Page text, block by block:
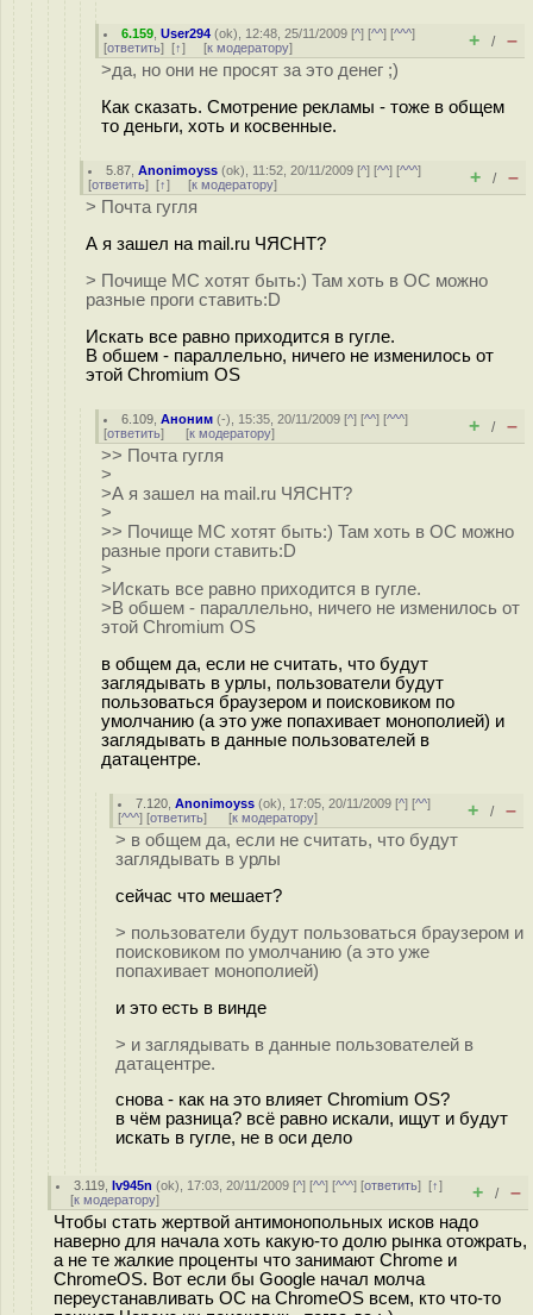
6.159 ,User294 (ok), 12:48, 25/11/2009 [^] [^^] [^^^]
[ответить] [↑] [к модератору] + / –
>да, но они не просят за это денег ;)
Как сказать. Смотрение рекламы - тоже в общем
то деньги, хоть и косвенные.
5.87 ,Anonimoyss (ok), 11:52, 20/11/2009 [^] [^^] [^^^]
[ответить] [↑] [к модератору] + / –
> Почта гугля
А я зашел на mail.ru ЧЯСНТ?
> Почище МС хотят быть:) Там хоть в ОС можно
разные проги ставить:D
Искать все равно приходится в гугле.
В обшем - параллельно, ничего не изменилось от
этой Chromium OS
6.109 ,Аноним (-), 15:35, 20/11/2009 [^] [^^] [^^^]
[ответить] [к модератору] + / –
>> Почта гугля
>
>А я зашел на mail.ru ЧЯСНТ?
>
>> Почище МС хотят быть:) Там хоть в ОС можно
разные проги ставить:D
>
>Искать все равно приходится в гугле.
>В обшем - параллельно, ничего не изменилось от
этой Chromium OS
в общем да, если не считать, что будут
заглядывать в урлы, пользователи будут
пользоваться браузером и поисковиком по
умолчанию (а это уже попахивает монополией) и
заглядывать в данные пользователей в
датацентре.
7.120 ,Anonimoyss (ok), 17:05, 20/11/2009 [^] [^^]
[^^^] [ответить] [к модератору] + / –
> в общем да, если не считать, что будут
заглядывать в урлы
сейчас что мешает?
> пользователи будут пользоваться браузером и
поисковиком по умолчанию (а это уже
попахивает монополией)
и это есть в винде
> и заглядывать в данные пользователей в
датацентре.
снова - как на это влияет Chromium OS?
в чём разница? всё равно искали, ищут и будут
искать в гугле, не в оси дело
3.119 ,Iv945n (ok), 17:03, 20/11/2009 [^] [^^] [^^^] [ответить][↑]
[к модератору] + / –
Чтобы стать жертвой антимонопольных исков надо
наверно для начала хоть какую-то долю рынка отожрать,
а не те жалкие проценты что занимают Chrome и
ChromeOS. Вот если бы Google начал молча
переустанавливать ОС на ChromeOS всем, кто что-то